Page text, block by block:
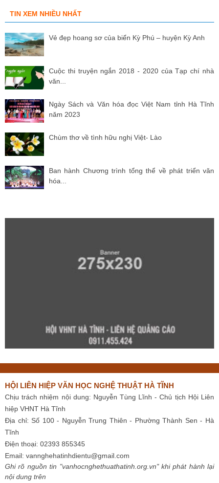
TIN XEM NHIỀU NHẤT
Vẻ đẹp hoang sơ của biển Kỳ Phú – huyện Kỳ Anh
Cuộc thi truyện ngắn 2018 - 2020 của Tạp chí nhà
văn...
Ngày Sách và Văn hóa đọc Việt Nam tỉnh Hà Tĩnh
năm 2023
Chùm thơ về tình hữu nghị Việt- Lào
Ban hành Chương trình tổng thể về phát triển văn
hóa...
HỘI LIÊN HIỆP VĂN HỌC NGHỆ THUẬT HÀ TĨNH
Chịu trách nhiệm nội dung: Nguyễn Tùng Lĩnh - Chủ tịch Hội Liên
hiệp VHNT Hà Tĩnh
Địa chỉ: Số 100 - Nguyễn Trung Thiên - Phường Thành Sen - Hà
Tĩnh
Điện thoại: 02393 855345
Email: vannghehatinhdientu@gmail.com
Ghi rõ nguồn tin "vanhocnghethuathatinh.org.vn" khi phát hành lại
nội dung trên